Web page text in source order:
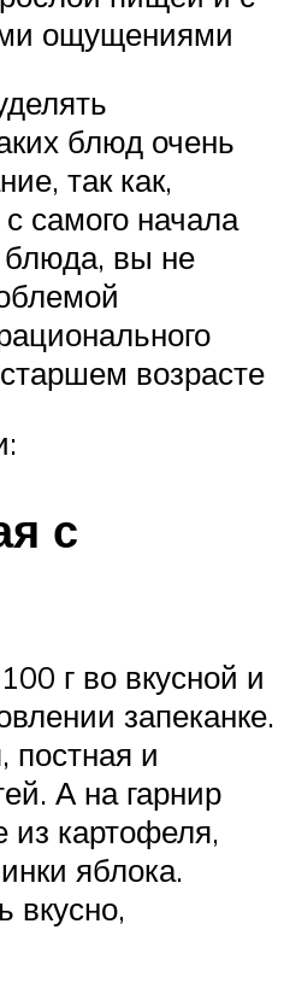
ощущениями
блюд очень
так как,
самого начала
вы не
возрасте
с
г во вкусной и
запеканке.
постная и
А на гарнир
из картофеля,
яблока.
вкусно,